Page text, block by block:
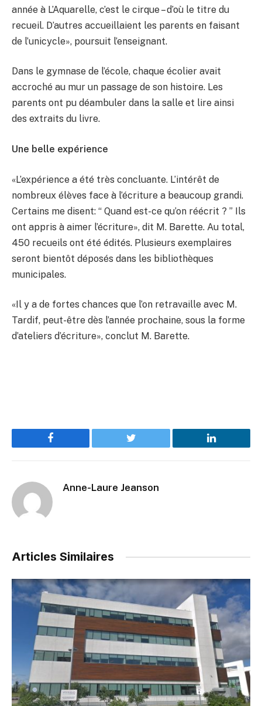
année à L’Aquarelle, c’est le cirque – d’où le titre du
recueil. D’autres accueillaient les parents en faisant
de l’unicycle», poursuit l’enseignant.
Dans le gymnase de l’école, chaque écolier avait
accroché au mur un passage de son histoire. Les
parents ont pu déambuler dans la salle et lire ainsi
des extraits du livre.
Une belle expérience
«L’expérience a été très concluante. L’intérêt de
nombreux élèves face à l’écriture a beaucoup grandi.
Certains me disent: “ Quand est-ce qu’on réécrit ? ” Ils
ont appris à aimer l’écriture», dit M. Barette. Au total,
450 recueils ont été édités. Plusieurs exemplaires
seront bientôt déposés dans les bibliothèques
municipales.
«Il y a de fortes chances que l’on retravaille avec M.
Tardif, peut-être dès l’année prochaine, sous la forme
d’ateliers d’écriture», conclut M. Barette.
Facebook Twitter LinkedIn
Anne-Laure Jeanson
Articles Similaires